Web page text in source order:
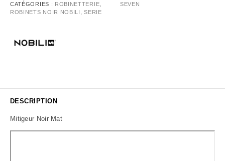
CATÉGORIES : ROBINETTERIE
ROBINETS NOIR NOBILI
,SERIE
SEVEN
DESCRIPTION
Mitigeur Noir Mat